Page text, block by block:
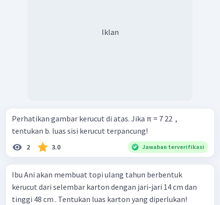
Iklan
Perhatikan gambar kerucut di atas. Jika π = 7 22 ​ ,
tentukan b. luas sisi kerucut terpancung!
2 3.0 Jawaban terverifikasi
Ibu Ani akan membuat topi ulang tahun berbentuk
kerucut dari selembar karton dengan jari-jari 14 cm dan
tinggi 48 cm . Tentukan luas karton yang diperlukan!